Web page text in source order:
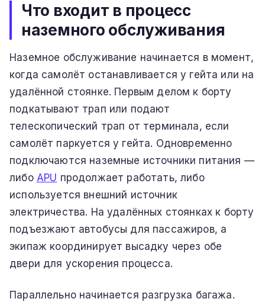
Что входит в процесс
наземного обслуживания
Наземное обслуживание начинается в момент,
когда самолёт останавливается у гейта или на
удалённой стоянке. Первым делом к борту
подкатывают трап или подают
телескопический трап от терминала, если
самолёт паркуется у гейта. Одновременно
подключаются наземные источники питания —
либо APU продолжает работать, либо
используется внешний источник
электричества. На удалённых стоянках к борту
подъезжают автобусы для пассажиров, а
экипаж координирует высадку через обе
двери для ускорения процесса.
Параллельно начинается разгрузка багажа.